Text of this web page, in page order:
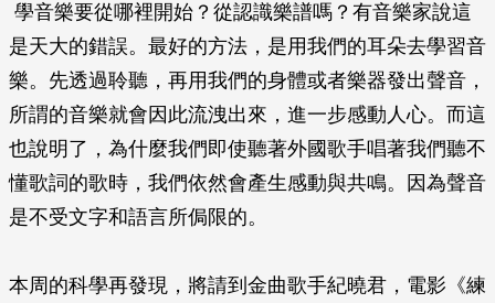
學音樂要從哪裡開始？從認識樂譜嗎？有音樂家說這
是天大的錯誤。最好的方法，是用我們的耳朵去學習音
樂。先透過聆聽，再用我們的身體或者樂器發出聲音，
所謂的音樂就會因此流洩出來，進一步感動人心。而這
也說明了，為什麼我們即使聽著外國歌手唱著我們聽不
懂歌詞的歌時，我們依然會產生感動與共鳴。因為聲音
是不受文字和語言所侷限的。
本周的科學再發現，將請到金曲歌手紀曉君，電影《練